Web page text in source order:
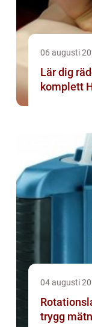
06 augusti
Lär dig
komplett
04 augusti
trygg